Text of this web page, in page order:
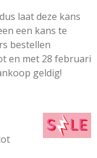
laat deze kans
een kans te
bestellen
en met 28 februari
geldig!